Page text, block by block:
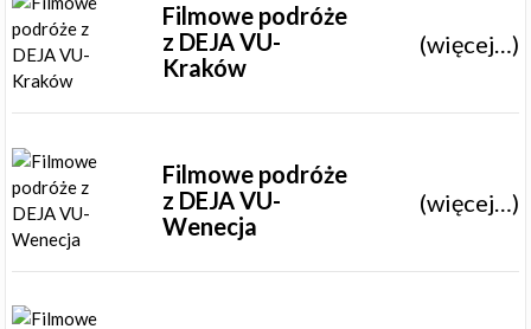
Filmowe podróże
z DEJA VU-
Kraków
(więcej…)
Filmowe podróże
z DEJA VU-
Wenecja
(więcej…)